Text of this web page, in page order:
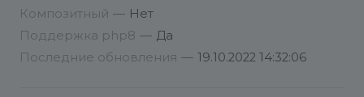
Композитный — Нет
Поддержка php8 — Да
Последние обновления — 19.10.2022 14:32:06